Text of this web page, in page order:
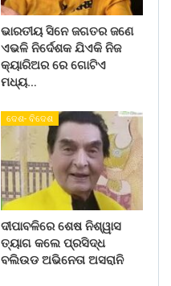
ଭାରତୀୟ ସିନେ ଜଗତର ଜଣେ
ଏଭଳି ନିର୍ଦେଶକ ଯିଏକି ନିଜ
କ୍ୟାରିଅର ରେ ଗୋଟିଏ
ମଧ୍ୟ…
ଦେଶ- ବିଦେଶ
ଦୀପାବଳିରେ ଶେଷ ନିଶ୍ୱାସ
ତ୍ୟାଗ କଲେ ପ୍ରସିଦ୍ଧ
ବଲିଉଡ ଅଭିନେତା ଅସରାନି